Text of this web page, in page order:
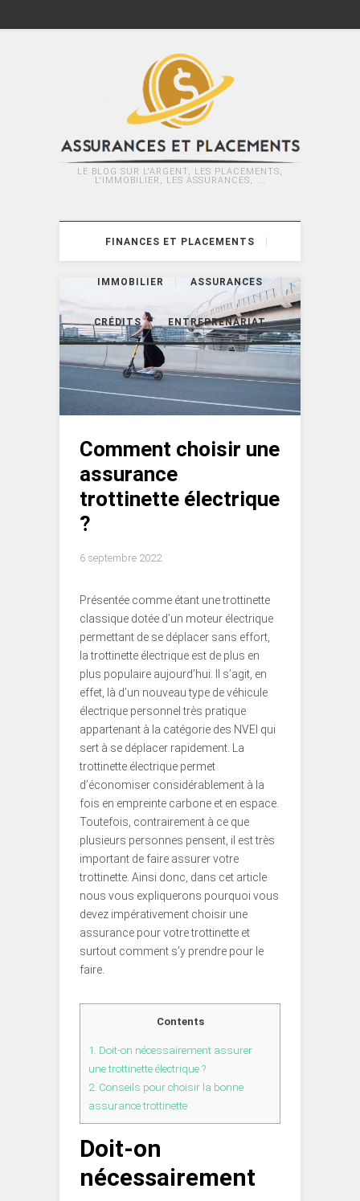
LE BLOG SUR L'ARGENT, LES PLACEMENTS,
L'IMMOBILIER, LES ASSURANCES, ...
FINANCES ET PLACEMENTS
IMMOBILIER ASSURANCES
CRÉDITS ENTREPRENARIAT
Comment choisir une
assurance
trottinette électrique
?
6 septembre 2022
Présentée comme étant une trottinette
classique dotée d’un moteur électrique
permettant de se déplacer sans effort,
la trottinette électrique est de plus en
plus populaire aujourd’hui. Il s’agit, en
effet, là d’un nouveau type de véhicule
électrique personnel très pratique
appartenant à la catégorie des NVEI qui
sert à se déplacer rapidement. La
trottinette électrique permet
d’économiser considérablement à la
fois en empreinte carbone et en espace.
Toutefois, contrairement à ce que
plusieurs personnes pensent, il est très
important de faire assurer votre
trottinette. Ainsi donc, dans cet article
nous vous expliquerons pourquoi vous
devez impérativement choisir une
assurance pour votre trottinette et
surtout comment s’y prendre pour le
faire.
Contents
1. Doit-on nécessairement assurer
une trottinette électrique ?
2. Conseils pour choisir la bonne
assurance trottinette
Doit-on
nécessairement